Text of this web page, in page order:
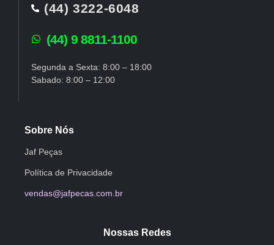
(44) 3222-6048
(44) 9 8811-1100
Segunda a Sexta: 8:00 – 18:00
Sabado: 8:00 – 12:00
Sobre Nós
Jaf Peças
Política de Privacidade
vendas@jafpecas.com.br
Nossas Redes